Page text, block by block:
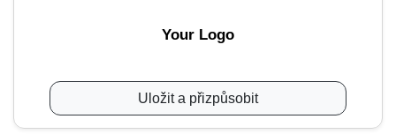
Your Logo
Uložit a přizpůsobit